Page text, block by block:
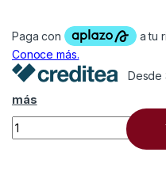
Desde
más
20 Ajedrez Ultimate